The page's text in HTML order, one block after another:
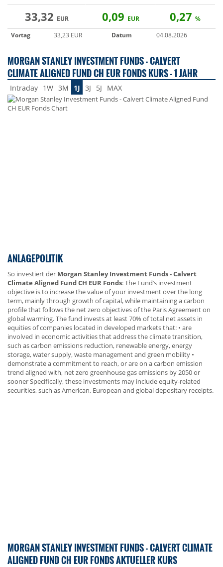
33,32 EUR 0,09 EUR 0,27 %
Vortag
33,23 EUR Datum 04.08.2026
MORGAN STANLEY INVESTMENT FUNDS - CALVERT
CLIMATE ALIGNED FUND CH EUR FONDS KURS - 1 JAHR
Intraday 1W 3M 1J 3J 5J MAX
ANLAGEPOLITIK
So investiert der Morgan Stanley Investment Funds - Calvert
Climate Aligned Fund CH EUR Fonds: The Fund’s investment
objective is to increase the value of your investment over the long
term, mainly through growth of capital, while maintaining a carbon
profile that follows the net zero objectives of the Paris Agreement on
global warming. The fund invests at least 70% of total net assets in
equities of companies located in developed markets that: • are
involved in economic activities that address the climate transition,
such as carbon emissions reduction, renewable energy, energy
storage, water supply, waste management and green mobility •
demonstrate a commitment to reach, or are on a carbon emission
trend aligned with, net zero greenhouse gas emissions by 2050 or
sooner Specifically, these investments may include equity-related
securities, such as American, European and global depositary receipts.
MORGAN STANLEY INVESTMENT FUNDS - CALVERT CLIMATE
ALIGNED FUND CH EUR FONDS AKTUELLER KURS